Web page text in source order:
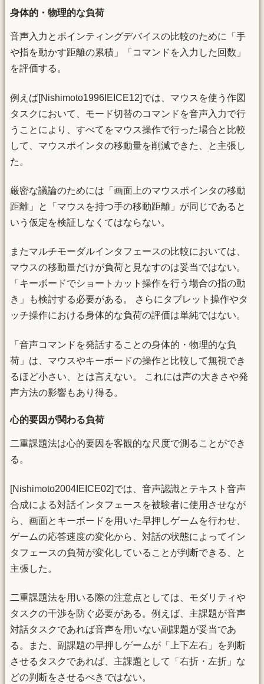
身体的・物理的な負荷
音声入力とポインティングデバイスの比較のために「手
や指を動かす距離の累積」「コマンドを入力した回数」
を評価する。
例えば[Nishimoto1996IEICE12]では、マウスを使う作図
タスクにおいて、モード切替のコマンドを音声入力で行
うことにより、すべてをマウス操作で行った場合と比較
して、マウスポインタの移動量を削減できた、と主張し
た。
厳密な議論のためには「画面上のマウスポインタの移動
距離」と「マウスを持つ手の移動距離」が同じであると
いう仮定を検証しなくてはならない。
またマルチモーダルインタフェースの比較においては、
マウスの移動量だけが負荷と見なすのは妥当ではない。
「キーボードでショートカット操作を行う場合の指の動
き」も検討する必要がある。 さらにタブレット操作やタ
ッチ操作における身体的な負荷の評価は単純ではない。
「音声コマンドを発話することの身体的・物理的な負
荷」は、マウスやキーボードの操作と比較して無視でき
るほど小さい、とは言えない。 これには声の大きさや発
声方法の影響もあり得る。
心的要因が関わる負荷
二重課題法は心的要因を客観的な尺度で測ることができ
る。
[Nishimoto2004IEICE02]では、音声認識とテキスト音声
合成による対話インタフェースを被験者に使用させなが
ら、画面とキーボードを用いた早押しゲームを行わせ、
ゲームの応答速度の変化から、対話の状態によってイン
タフェースの負荷が変化していることが判断できる、と
主張した。
二重課題法を用いる際の注意点としては、モダリティや
タスクの干渉を防ぐ必要がある。例えば、主課題が音声
対話タスクであれば音声を用いない副課題が妥当であ
る。また、副課題の早押しゲームが「上下左右」を判断
させるタスクであれば、主課題として「右折・左折」な
どの判断をさせるべきではない。